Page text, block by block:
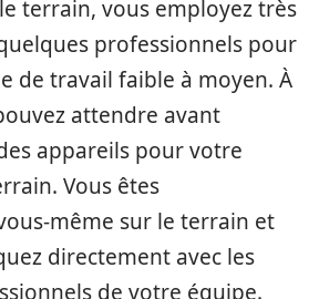
terrain, vous employez très
professionnels pour
de travail faible à moyen. À
attendre avant
appareils pour votre
Vous êtes
même sur le terrain et
directement avec les
de votre équipe.